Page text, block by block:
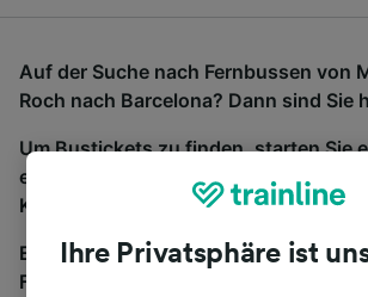
Auf der Suche nach Fernbussen von
Roch nach Barcelona? Dann sind Sie
Um Bustickets zu finden, starten Sie
eine Suche und wir vergleichen
Kosten für Bahn- und Busreisen
Egal, wohin die Reise geht – starten
Finden Sie hier Fahrkarten für
Ihre Privatsphäre ist